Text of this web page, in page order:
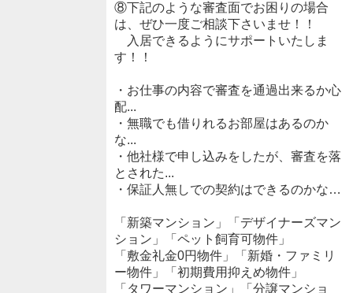
⑧下記のような審査面でお困りの場合
は、ぜひ一度ご相談下さいませ！！
入居できるようにサポートいたしま
す！！
・お仕事の内容で審査を通過出来るか心
配...
・無職でも借りれるお部屋はあるのか
な...
・他社様で申し込みをしたが、審査を落
とされた...
・保証人無しでの契約はできるのかな…
「新築マンション」「デザイナーズマン
ション」「ペット飼育可物件」
「敷金礼金0円物件」「新婚・ファミリ
ー物件」「初期費用抑えめ物件」
「タワーマンション」「分譲マンショ